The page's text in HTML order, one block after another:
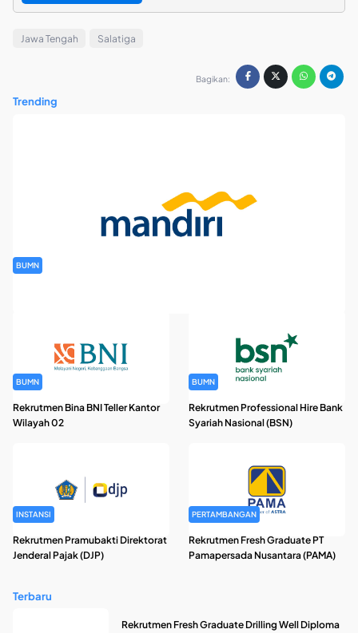
Jawa Tengah Salatiga
Bagikan:
Trending
BUMN
BUMN
Rekrutmen Bina BNI Teller Kantor
Wilayah 02
BUMN
Rekrutmen Professional Hire Bank
Syariah Nasional (BSN)
INSTANSI
Rekrutmen Pramubakti Direktorat
Jenderal Pajak (DJP)
PERTAMBANGAN
Rekrutmen Fresh Graduate PT
Pamapersada Nusantara (PAMA)
Terbaru
Rekrutmen Fresh Graduate Drilling Well Diploma